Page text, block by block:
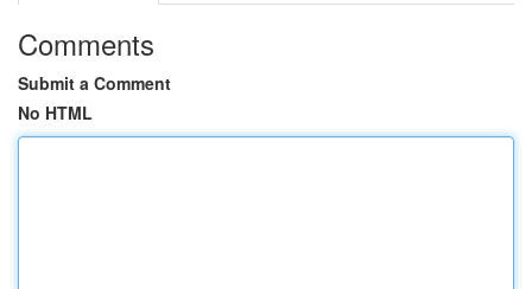
Comments
Submit a Comment
No HTML